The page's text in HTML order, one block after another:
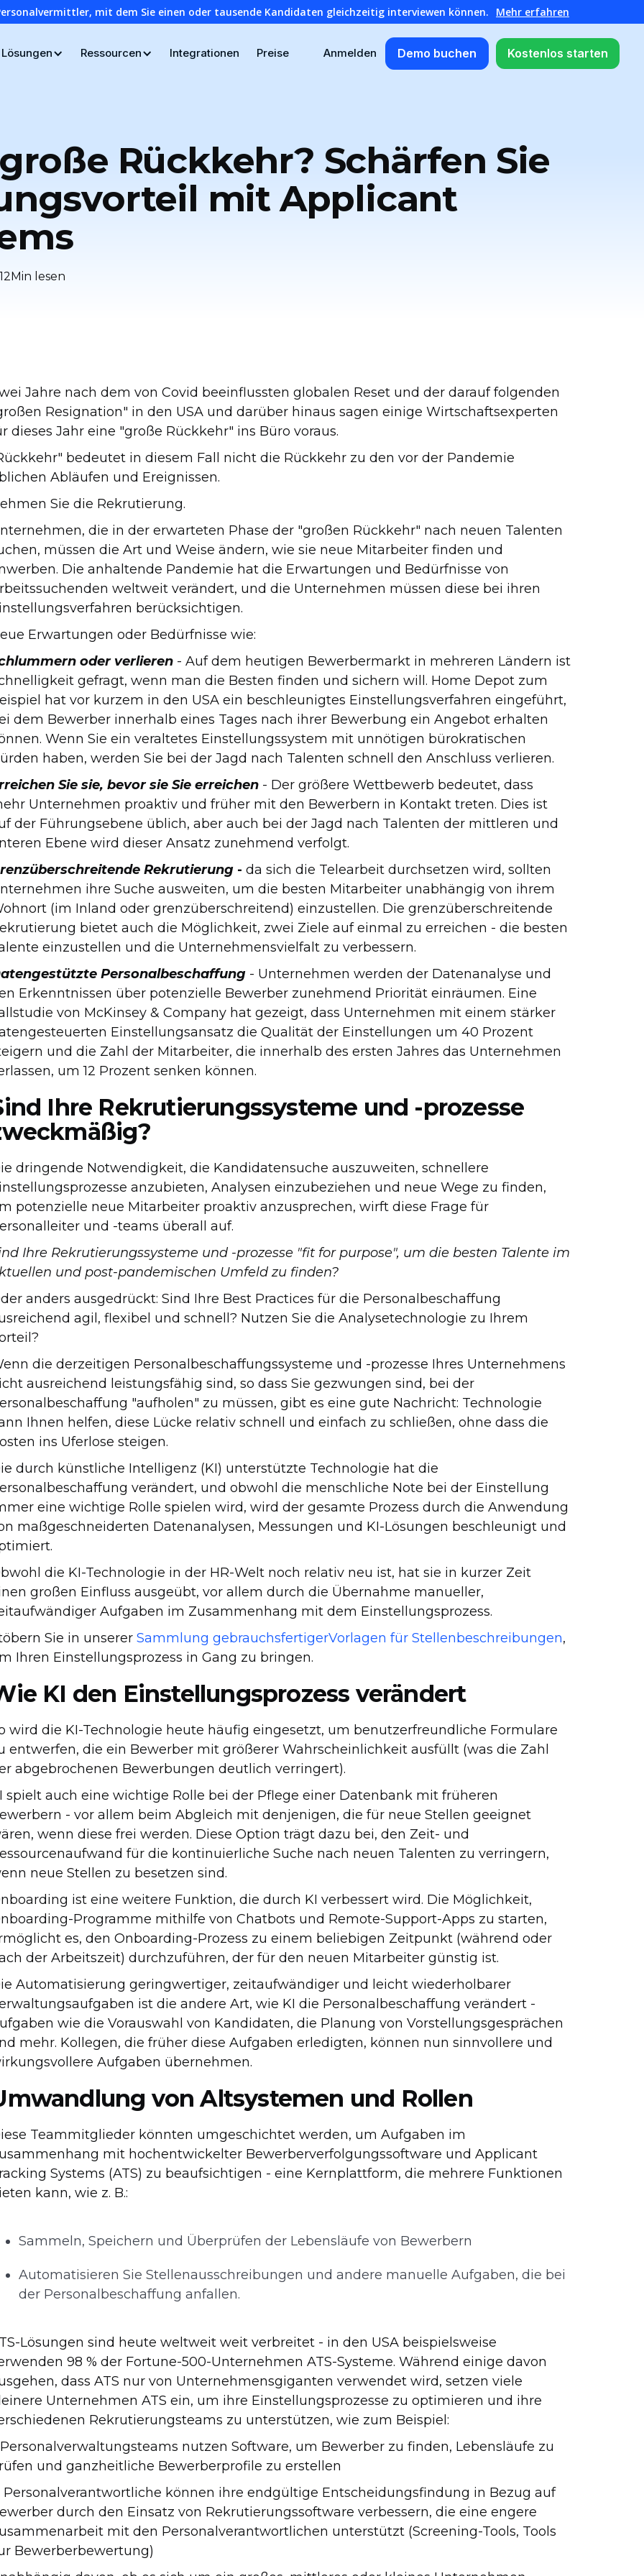
mit dem Sie einen oder tausende Kandidaten gleichzeitig interviewen können. Mehr erfahren
Lösungen Ressourcen Integrationen Preise Anmelden Demo buchen Kostenlos starten
Rückkehr? Schärfen Sie
mit Applicant
12Min lesen
Jahre nach dem von Covid beeinflussten globalen Reset und der darauf folgenden
Resignation" in den USA und darüber hinaus sagen einige Wirtschaftsexperten
dieses Jahr eine "große Rückkehr" ins Büro voraus.
bedeutet in diesem Fall nicht die Rückkehr zu den vor der Pandemie
Abläufen und Ereignissen.
Sie die Rekrutierung.
die in der erwarteten Phase der "großen Rückkehr" nach neuen Talenten
müssen die Art und Weise ändern, wie sie neue Mitarbeiter finden und
Die anhaltende Pandemie hat die Erwartungen und Bedürfnisse von
weltweit verändert, und die Unternehmen müssen diese bei ihren
berücksichtigen.
Erwartungen oder Bedürfnisse wie:
oder verlieren - Auf dem heutigen Bewerbermarkt in mehreren Ländern ist
gefragt, wenn man die Besten finden und sichern will. Home Depot zum
hat vor kurzem in den USA ein beschleunigtes Einstellungsverfahren eingeführt,
dem Bewerber innerhalb eines Tages nach ihrer Bewerbung ein Angebot erhalten
Wenn Sie ein veraltetes Einstellungssystem mit unnötigen bürokratischen
haben, werden Sie bei der Jagd nach Talenten schnell den Anschluss verlieren.
Sie sie, bevor sie Sie erreichen - Der größere Wettbewerb bedeutet, dass
Unternehmen proaktiv und früher mit den Bewerbern in Kontakt treten. Dies ist
der Führungsebene üblich, aber auch bei der Jagd nach Talenten der mittleren und
Ebene wird dieser Ansatz zunehmend verfolgt.
Rekrutierung -da sich die Telearbeit durchsetzen wird, sollten
ihre Suche ausweiten, um die besten Mitarbeiter unabhängig von ihrem
(im Inland oder grenzüberschreitend) einzustellen. Die grenzüberschreitende
bietet auch die Möglichkeit, zwei Ziele auf einmal zu erreichen - die besten
einzustellen und die Unternehmensvielfalt zu verbessern.
Personalbeschaffung - Unternehmen werden der Datenanalyse und
Erkenntnissen über potenzielle Bewerber zunehmend Priorität einräumen. Eine
von McKinsey & Company hat gezeigt, dass Unternehmen mit einem stärker
Einstellungsansatz die Qualität der Einstellungen um 40 Prozent
und die Zahl der Mitarbeiter, die innerhalb des ersten Jahres das Unternehmen
um 12 Prozent senken können.
Ihre Rekrutierungssysteme und -prozesse
dringende Notwendigkeit, die Kandidatensuche auszuweiten, schnellere
anzubieten, Analysen einzubeziehen und neue Wege zu finden,
potenzielle neue Mitarbeiter proaktiv anzusprechen, wirft diese Frage für
und -teams überall auf.
Ihre Rekrutierungssysteme und -prozesse "fit for purpose", um die besten Talente im
und post-pandemischen Umfeld zu finden?
anders ausgedrückt: Sind Ihre Best Practices für die Personalbeschaffung
agil, flexibel und schnell? Nutzen Sie die Analysetechnologie zu Ihrem
die derzeitigen Personalbeschaffungssysteme und -prozesse Ihres Unternehmens
ausreichend leistungsfähig sind, so dass Sie gezwungen sind, bei der
"aufholen" zu müssen, gibt es eine gute Nachricht: Technologie
Ihnen helfen, diese Lücke relativ schnell und einfach zu schließen, ohne dass die
ins Uferlose steigen.
durch künstliche Intelligenz (KI) unterstützte Technologie hat die
verändert, und obwohl die menschliche Note bei der Einstellung
eine wichtige Rolle spielen wird, wird der gesamte Prozess durch die Anwendung
maßgeschneiderten Datenanalysen, Messungen und KI-Lösungen beschleunigt und
die KI-Technologie in der HR-Welt noch relativ neu ist, hat sie in kurzer Zeit
großen Einfluss ausgeübt, vor allem durch die Übernahme manueller,
Aufgaben im Zusammenhang mit dem Einstellungsprozess.
Sie in unsererSammlung gebrauchsfertigerVorlagen für Stellenbeschreibungen,
Ihren Einstellungsprozess in Gang zu bringen.
KI den Einstellungsprozess verändert
wird die KI-Technologie heute häufig eingesetzt, um benutzerfreundliche Formulare
entwerfen, die ein Bewerber mit größerer Wahrscheinlichkeit ausfüllt (was die Zahl
abgebrochenen Bewerbungen deutlich verringert).
spielt auch eine wichtige Rolle bei der Pflege einer Datenbank mit früheren
- vor allem beim Abgleich mit denjenigen, die für neue Stellen geeignet
wenn diese frei werden. Diese Option trägt dazu bei, den Zeit- und
für die kontinuierliche Suche nach neuen Talenten zu verringern,
neue Stellen zu besetzen sind.
ist eine weitere Funktion, die durch KI verbessert wird. Die Möglichkeit,
Programme mithilfe von Chatbots und Remote-Support-Apps zu starten,
es, den Onboarding-Prozess zu einem beliebigen Zeitpunkt (während oder
der Arbeitszeit) durchzuführen, der für den neuen Mitarbeiter günstig ist.
Automatisierung geringwertiger, zeitaufwändiger und leicht wiederholbarer
ist die andere Art, wie KI die Personalbeschaffung verändert -
wie die Vorauswahl von Kandidaten, die Planung von Vorstellungsgesprächen
mehr. Kollegen, die früher diese Aufgaben erledigten, können nun sinnvollere und
Aufgaben übernehmen.
von Altsystemen und Rollen
Teammitglieder könnten umgeschichtet werden, um Aufgaben im
mit hochentwickelter Bewerberverfolgungssoftware und Applicant
Systems (ATS) zu beaufsichtigen - eine Kernplattform, die mehrere Funktionen
kann, wie z. B.:
Sammeln, Speichern und Überprüfen der Lebensläufe von Bewerbern
Automatisieren Sie Stellenausschreibungen und andere manuelle Aufgaben, die bei
der Personalbeschaffung anfallen.
Lösungen sind heute weltweit weit verbreitet - in den USA beispielsweise
98 % der Fortune-500-Unternehmen ATS-Systeme. Während einige davon
dass ATS nur von Unternehmensgiganten verwendet wird, setzen viele
Unternehmen ATS ein, um ihre Einstellungsprozesse zu optimieren und ihre
Rekrutierungsteams zu unterstützen, wie zum Beispiel:
Personalverwaltungsteams nutzen Software, um Bewerber zu finden, Lebensläufe zu
und ganzheitliche Bewerberprofile zu erstellen
Personalverantwortliche können ihre endgültige Entscheidungsfindung in Bezug auf
durch den Einsatz von Rekrutierungssoftware verbessern, die eine engere
mit den Personalverantwortlichen unterstützt (Screening-Tools, Tools
Bewerberbewertung)